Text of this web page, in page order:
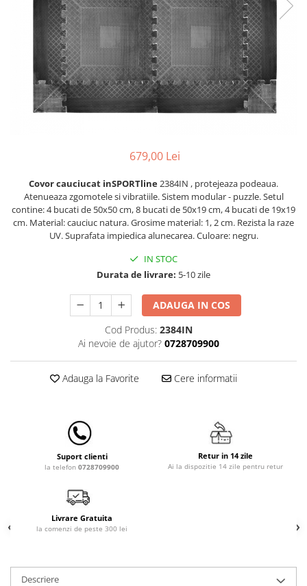
Lenjerii patut 140 x 70 cm
Lenjerie patuturi tineret
Baldachin patut
Paturici copii
Perne copii si mamici
Protectii saltea
Dulap si cutii jucarii
Sac de dormit copii
Fotolii copii
Leagane & balansoare & sezlonguri
Carusele patut
Lampi de veghe
Saltele de infasat
Biciclete fara pedale
Masinute fara pedale
Karturi si masinute cu pedale
Role copii si adulti
Masinute si motociclete electrice
Scaune de biciclete copii
Alte Sporturi
Mingi fitness si medicinale
Scara antrenament
Termometre copii si bebe
679,00 Lei
Covor cauciucat inSPORTline2384IN , protejeaza podeaua.
Atenueaza zgomotele si vibratiile. Sistem modular - puzzle. Setul
contine: 4 bucati de 50x50 cm, 8 bucati de 50x19 cm, 4 bucati de 19x19
cm. Material: cauciuc natura. Grosime material: 1, 2 cm. Rezista la raze
UV. Suprafata impiedica alunecarea. Culoare: negru.
IN STOC
Durata de livrare: 5-10 zile
ADAUGA IN COS
Cod Produs: 2384IN
Ai nevoie de ajutor? 0728709900
Adauga la Favorite Cere informatii
Suport clienti
la telefon 0728709900
Retur in 14 zile
Ai la dispozitie 14 zile pentru retur
Livrare Gratuita
la comenzi de peste 300 lei
Descriere